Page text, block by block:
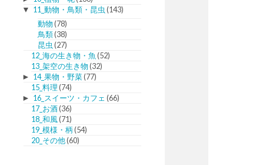
▼ 11_動物・鳥類・昆虫 (143)
動物(78)
鳥類(38)
昆虫 (27)
12_海の生き物・魚 (52)
13_架空の生き物(32)
► 14_果物・野菜(77)
15_料理(74)
► 16_スイーツ・カフェ (66)
17_お酒(36)
18_和風(71)
19_模様・柄(54)
20_その他(60)